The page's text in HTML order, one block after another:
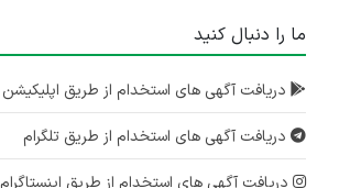
ما را دنبال کنید
دریافت آگهی های استخدام از طریق اپلیکیشن
دریافت آگهی های استخدام از طریق تلگرام
دریافت آگهی های استخدام از طریق اینستاگرام